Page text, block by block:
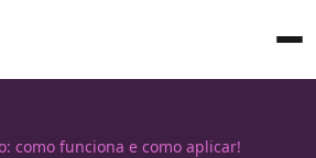
como funciona e como aplicar!